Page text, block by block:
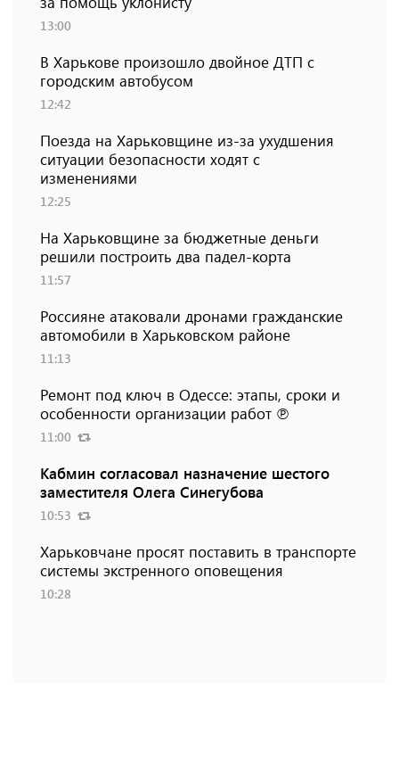
13:00
В Харькове произошло двойное ДТП с
городским автобусом
12:42
Поезда на Харьковщине из-за ухудшения
ситуации безопасности ходят с
изменениями
12:25
На Харьковщине за бюджетные деньги
решили построить два падел-корта
11:57
Россияне атаковали дронами гражданские
автомобили в Харьковском районе
11:13
Ремонт под ключ в Одессе: этапы, сроки и
особенности организации работ ℗
11:00
Кабмин согласовал назначение шестого
заместителя Олега Синегубова
10:53
Харьковчане просят поставить в транспорте
системы экстренного оповещения
10:28